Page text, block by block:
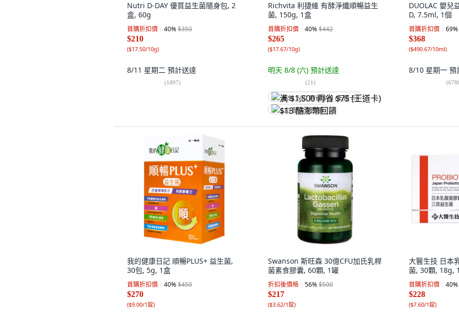
Nutri D-DAY 優質益生菌隨身包, 2
盒, 60g
首購折扣價 40%$350
$210
($17.50/10g)
8/11 星期二 預計送達
(1897)
Richvita 利捷維 有酵淨纖順暢益生
菌, 150g, 1盒
首購折扣價 40%$442
$265
($17.67/10g)
明天 8/8 (六) 預計送達
(21)
满 $1,500 再省 $75 (王道卡)
$13 酷澎幣回饋
DUOLAC 嬰兒
D, 7.5ml, 1個
首購折扣價 69%
$368
($490.67/10ml)
8/10 星期一 預
(
我的健康日記 順暢PLUS+ 益生菌,
30包, 5g, 1盒
首購折扣價 40%$450
$270
($9.00/1錠)
Swanson 斯旺森 30億CFU加氏乳桿
菌素食膠囊, 60顆, 1罐
折扣後價格 56%$500
$217
($3.62/1錠)
大醫生技 日本
菌, 30顆, 18g,
首購折扣價 40%
$228
($7.60/1錠)